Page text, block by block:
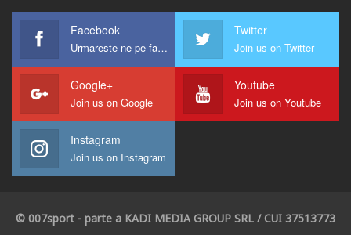
Facebook
Urmareste-ne pe facebook !
Twitter
Join us on Twitter
Google+
Join us on Google
Youtube
Join us on Youtube
Instagram
Join us on Instagram
© 007sport - parte a KADI MEDIA GROUP SRL / CUI 37513773